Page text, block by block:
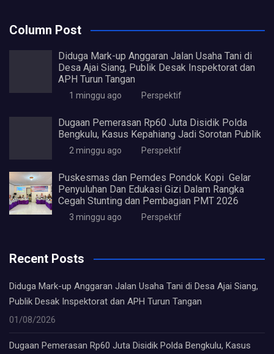
Column Post
Diduga Mark-up Anggaran Jalan Usaha Tani di
Desa Ajai Siang, Publik Desak Inspektorat dan
APH Turun Tangan
1 minggu ago Perspektif
Dugaan Pemerasan Rp60 Juta Disidik Polda
Bengkulu, Kasus Kepahiang Jadi Sorotan Publik
2 minggu ago Perspektif
Puskesmas dan Pemdes Pondok Kopi Gelar
Penyuluhan Dan Edukasi Gizi Dalam Rangka
Cegah Stunting dan Pembagian PMT 2026
3 minggu ago Perspektif
Recent Posts
Diduga Mark-up Anggaran Jalan Usaha Tani di Desa Ajai Siang,
Publik Desak Inspektorat dan APH Turun Tangan
01/08/2026
Dugaan Pemerasan Rp60 Juta Disidik Polda Bengkulu, Kasus